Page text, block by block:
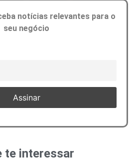
notícias relevantes para o
seu negócio
te interessar